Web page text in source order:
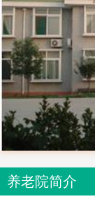
养老院简介